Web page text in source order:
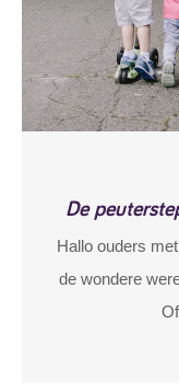
De
Hallo ouders
de wondere